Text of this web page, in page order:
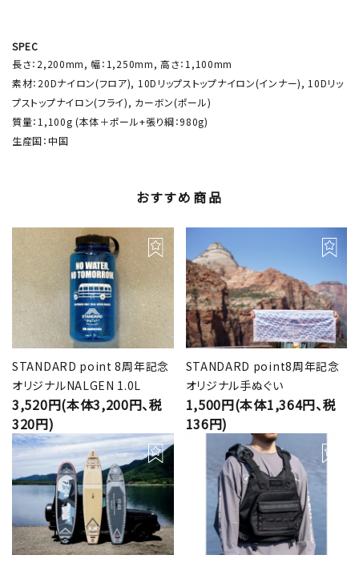
SPEC
長さ：2,200mm, 幅：1,250mm, 高さ：1,100mm
素材：20Dナイロン(フロア), 10Dリップストップナイロン(インナー), 10Dリッ
プストップナイロン(フライ), カーボン(ポール)
質量：1,100g (本体＋ポール+張り綱：980g)
生産国：中国
おすすめ商品
STANDARD point 8周年記念
オリジナルNALGEN 1.0L
3,520円(本体3,200円、税
320円)
STANDARD point8周年記念
オリジナル手ぬぐい
1,500円(本体1,364円、税
136円)